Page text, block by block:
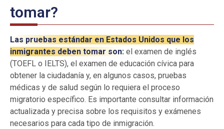
tomar?
Las pruebas estándar en Estados Unidos que los
inmigrantes deben tomar son: el examen de inglés
(TOEFL o IELTS), el examen de educación cívica para
obtener la ciudadanía y, en algunos casos, pruebas
médicas y de salud según lo requiera el proceso
migratorio específico. Es importante consultar información
actualizada y precisa sobre los requisitos y exámenes
necesarios para cada tipo de inmigración.